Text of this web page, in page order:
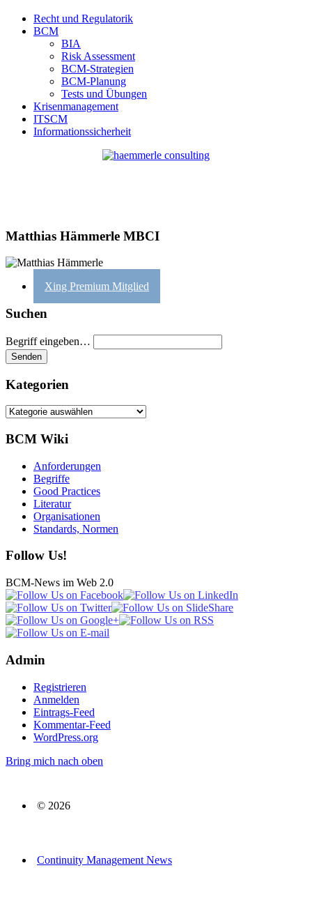
Recht und Regulatorik
BCM
BIA
Risk Assessment
BCM-Strategien
BCM-Planung
Tests und Übungen
Krisenmanagement
ITSCM
Informationssicherheit
Matthias Hämmerle MBCI
Xing Premium Mitglied
Suchen
Begriff eingeben…
Kategorien
Kategorien
BCM Wiki
Anforderungen
Begriffe
Good Practices
Literatur
Organisationen
Standards, Normen
Follow Us!
BCM-News im Web 2.0
Admin
Registrieren
Anmelden
Eintrags-Feed
Kommentar-Feed
WordPress.org
Bring mich nach oben
© 2026
Continuity Management News